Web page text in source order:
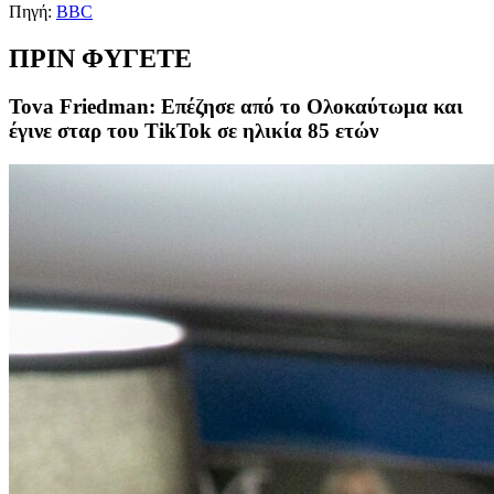
Πηγή: BBC
ΠΡΙΝ ΦΥΓΕΤΕ
Tova Friedman: Επέζησε από το Ολοκαύτωμα και
έγινε σταρ του TikTok σε ηλικία 85 ετών